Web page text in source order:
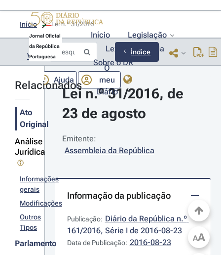
Jornal Oficial
da República
Portuguesa
Início
Legislação
Lexionário
Lia
Sobre o DR
Ajuda
O
meu
Diário
Início Lei n.º 31/2016
Voltar Índice
Relacionados
Ato
Original
Análise
Jurídica
Informações
gerais
Modificações
Outros
Tipos
Parlamento
Lei n.º 31/2016, de
23 de agosto
Emitente:
Assembleia da República
Informação da publicação
Publicação: Diário da República n.º
161/2016, Série I de 2016-08-23
Data de Publicação: 2016-08-23 AA